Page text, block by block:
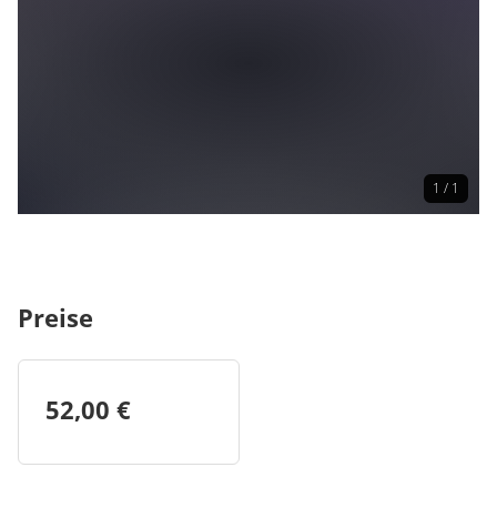
1 / 1
Preise
52,00 €